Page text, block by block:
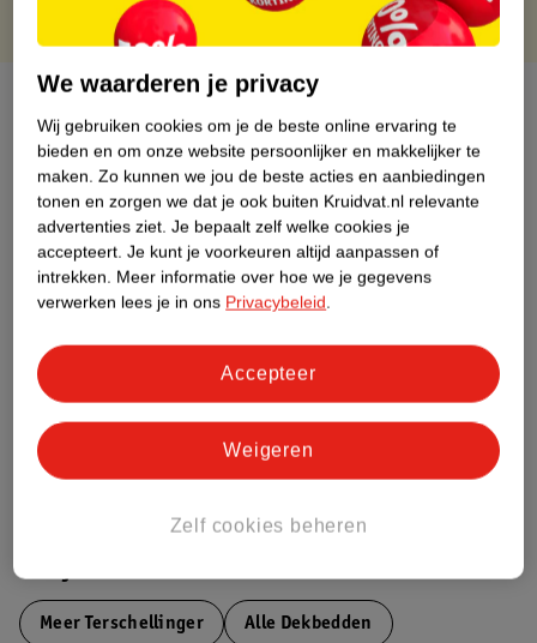
Over dit product
Productinformatie
Etiketinformatie
Nature Impact Score
Meer informatie
Bestel & Bezorginformatie
Bekijk ook
MeerTerschellinger Alle Dekbedden
We waarderen je privacy
Wij gebruiken cookies om je de beste online ervaring te
bieden en om onze website persoonlijker en makkelijker te
maken. Zo kunnen we jou de beste acties en aanbiedingen
tonen en zorgen we dat je ook buiten Kruidvat.nl relevante
advertenties ziet. Je bepaalt zelf welke cookies je
accepteert. Je kunt je voorkeuren altijd aanpassen of
intrekken. Meer informatie over hoe we je gegevens
verwerken lees je in ons Privacybeleid.
Zelf cookies beheren
Weigeren
Accepteer